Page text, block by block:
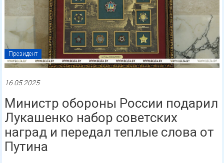
Президент
16.05.2025
Министр обороны России подарил
Лукашенко набор советских
наград и передал теплые слова от
Путина